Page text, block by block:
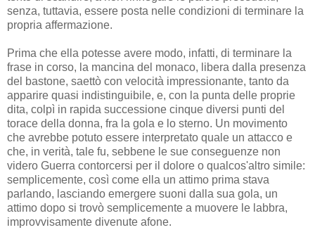
senza, tuttavia, essere posta nelle condizioni di terminare la
propria affermazione.
Prima che ella potesse avere modo, infatti, di terminare la
frase in corso, la mancina del monaco, libera dalla presenza
del bastone, saettò con velocità impressionante, tanto da
apparire quasi indistinguibile, e, con la punta delle proprie
dita, colpì in rapida successione cinque diversi punti del
torace della donna, fra la gola e lo sterno. Un movimento
che avrebbe potuto essere interpretato quale un attacco e
che, in verità, tale fu, sebbene le sue conseguenze non
videro Guerra contorcersi per il dolore o qualcos'altro simile:
semplicemente, così come ella un attimo prima stava
parlando, lasciando emergere suoni dalla sua gola, un
attimo dopo si trovò semplicemente a muovere le labbra,
improvvisamente divenute afone.